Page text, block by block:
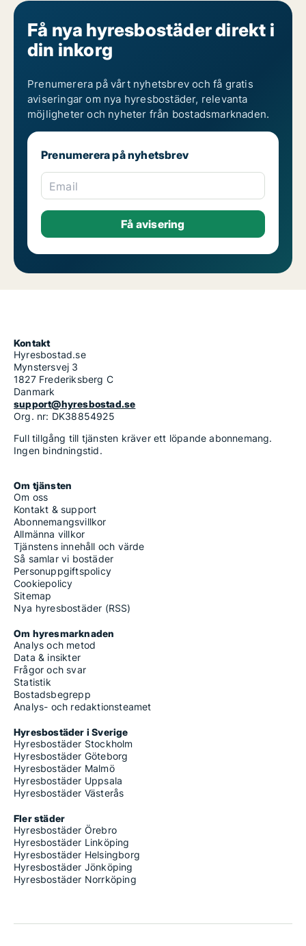
Få nya hyresbostäder direkt i
din inkorg
Prenumerera på vårt nyhetsbrev och få gratis
aviseringar om nya hyresbostäder, relevanta
möjligheter och nyheter från bostadsmarknaden.
Prenumerera på nyhetsbrev
Email
Kontakt
Hyresbostad.se
Mynstersvej 3
1827 Frederiksberg C
Danmark
support@hyresbostad.se
Org. nr: DK38854925
Full tillgång till tjänsten kräver ett löpande abonnemang.
Ingen bindningstid.
Om tjänsten
Om oss
Kontakt & support
Abonnemangsvillkor
Allmänna villkor
Tjänstens innehåll och värde
Så samlar vi bostäder
Personuppgiftspolicy
Cookiepolicy
Sitemap
Nya hyresbostäder (RSS)
Om hyresmarknaden
Analys och metod
Data & insikter
Frågor och svar
Statistik
Bostadsbegrepp
Analys- och redaktionsteamet
Hyresbostäder i Sverige
Hyresbostäder Stockholm
Hyresbostäder Göteborg
Hyresbostäder Malmö
Hyresbostäder Uppsala
Hyresbostäder Västerås
Fler städer
Hyresbostäder Örebro
Hyresbostäder Linköping
Hyresbostäder Helsingborg
Hyresbostäder Jönköping
Hyresbostäder Norrköping